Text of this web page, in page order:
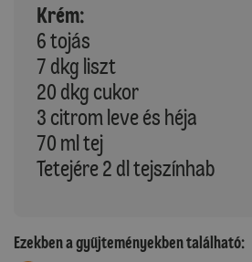
Krém:
6 tojás
7 dkg liszt
20 dkg cukor
3 citrom leve és héja
70 ml tej
Tetejére 2 dl tejszínhab
Ezekben a gyűjteményekben található: